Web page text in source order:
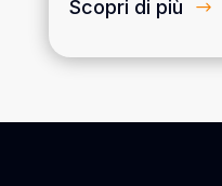
Scopri di più